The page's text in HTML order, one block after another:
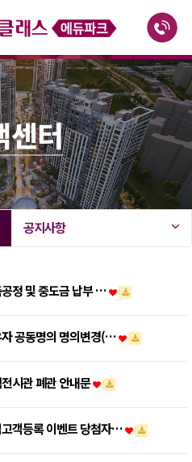
센터
공지사항
정 및 중도금 납부 …
공동명의 명의변경(…
시관 폐관 안내문
객등록 이벤트 당첨자…